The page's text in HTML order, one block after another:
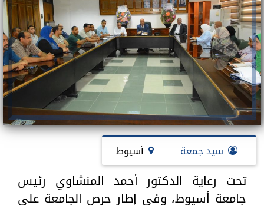
سيد جمعة أسيوط
تحت رعاية الدكتور أحمد المنشاوي رئيس
جامعة أسيوط، وفي إطار حرص الجامعة على